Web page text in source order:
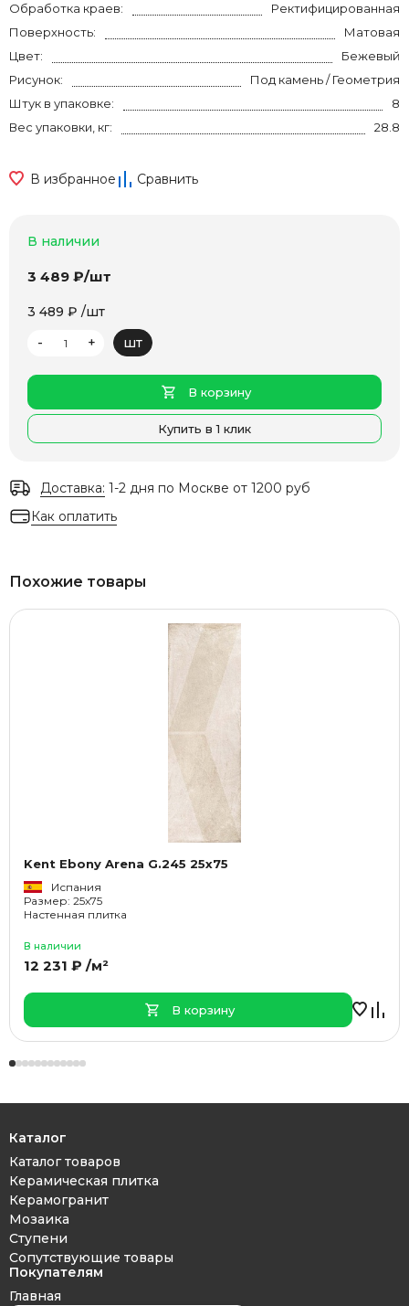
Обработка краев:
Ректифицированная
Поверхность:
Матовая
Цвет:
Бежевый
Рисунок:
Под камень / Геометрия
Штук в упаковке:
8
Вес упаковки, кг:
28.8
В избранное Сравнить
В наличии
3 489 ₽/шт
3 489 ₽ /шт
-
+ шт
В корзину
Купить в 1 клик
Доставка: 1-2 дня по Москве от 1200 руб
Как оплатить
Похожие товары
Kent Ebony Arena G.245 25x75
Испания
Размер: 25x75
Настенная плитка
В наличии
12 231 ₽ /м²
В корзину
Каталог
Каталог товаров
Керамическая плитка
Керамогранит
Мозаика
Ступени
Сопутствующие товары
Покупателям
Главная